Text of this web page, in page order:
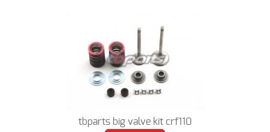
tbparts big valve kit crf110